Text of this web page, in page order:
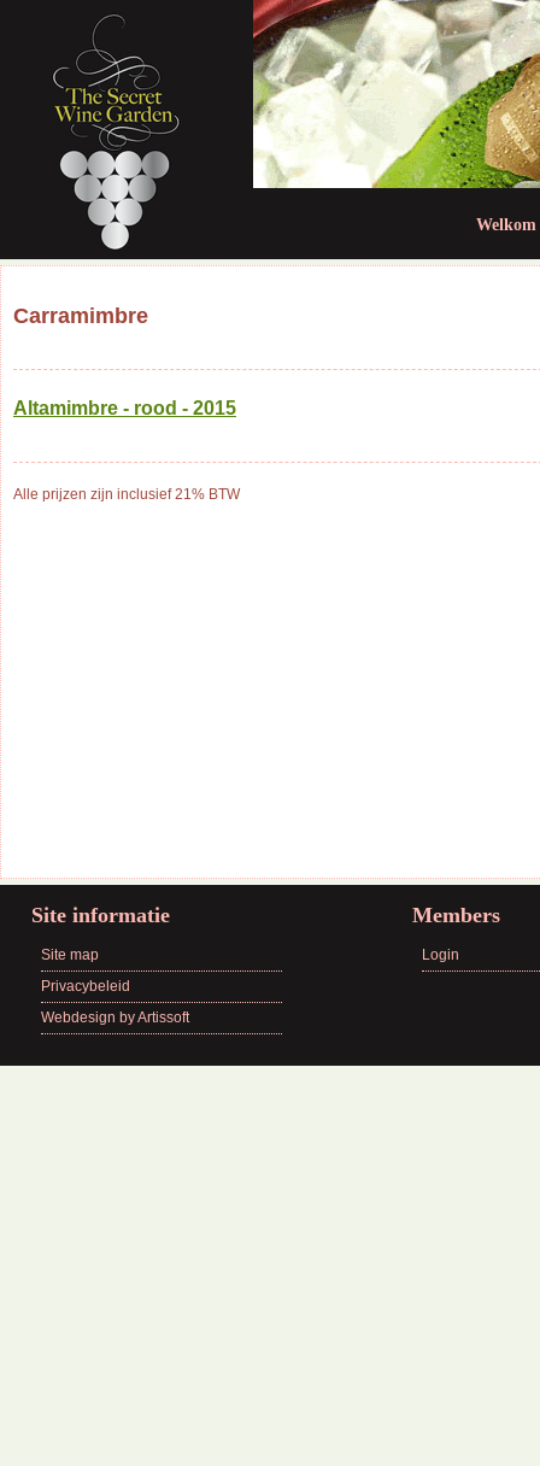
Welkom
Carramimbre
Altamimbre - rood - 2015
Alle prijzen zijn inclusief 21% BTW
Site informatie
Site map
Privacybeleid
Webdesign by Artissoft
Members
Login